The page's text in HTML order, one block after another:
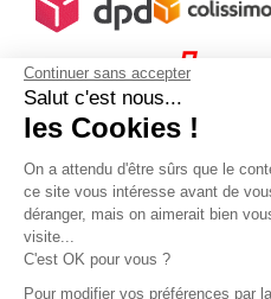
Continuer sans accepter
Salut c'est nous...
les Cookies !
On a attendu d'être sûrs que le
ce site vous intéresse avant de
déranger, mais on aimerait bien
visite...
C'est OK pour vous ?
Pour modifier vos préférences par